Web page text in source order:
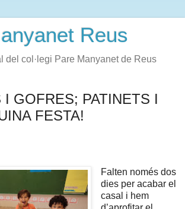
Reus
del col·legi Pare Manyanet de Reus
I GOFRES; PATINETS I
FESTA!
Falten només dos
dies per acabar el
casal i hem